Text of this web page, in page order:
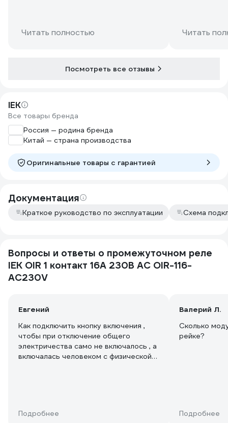
Читать полностью Читать
Посмотреть все отзывы
IEK
Все товары бренда
Россия — родина бренда
Китай — страна производства
Оригинальные товары c гарантией
Документация
Краткое руководство по эксплуатации Схема
Вопросы и ответы о промежуточном реле
IEK OIR 1 контакт 16А 230В AC OIR-116-
AC230V
Евгений
Как подключить кнопку включения ,
чтобы при отключение общего
электричества само не включалось , а
включалась человеком с физической
Подробнее
Валерий Л.
Сколько
рейке?
Подробнее